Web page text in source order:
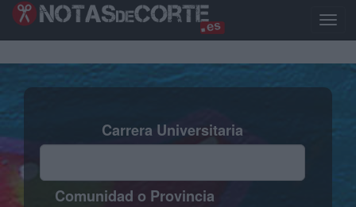
Pasar
Toggle
Carrera Universitaria
Comunidad o Provincia